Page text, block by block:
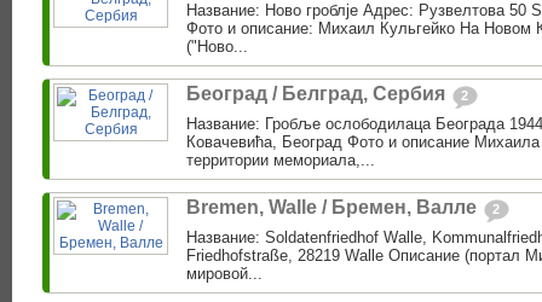
Название: Ново гроблjе Адрес: Рузвелтова 50
Фото и описание: Михаил Кульгейко На Новом
("Ново...
Београд / Белград, Сербия 2
Название: Гробље ослободилаца Београда
Ковачевића, Београд Фото и описание
территории мемориала,...
Bremen, Walle / Бремен, Валле 2
Название: Soldatenfriedhof Walle,
Friedhofstraße, 28219 Walle Описание (портал
мировой...